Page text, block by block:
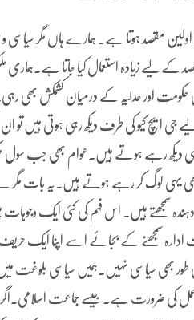
اولین مقصد ہوتا ہے۔ ہمارے ہاں مگر
کے لیے زیادہ استعمال کیا جاتا
حکومت اور عدلیہ کے درمیان کشمکش
لیے جی ایچ کیو کی طرف دیکھ رہی ہوتی
دیکھ رہے ہوتے ہیں۔عوام بھی جب سول
بھی یہی لوگ کر رہے ہوتے ہیں۔یہ بات
سمجھتے ہیں۔ اس فہم کی کئی ایک
ادارہ سمجھنے کے بجائے اسے اپنا ایک
طور بھی سیاسی نہیں۔ہمیں سیاسی
کی ضرورت ہے۔ جیسے جماعت